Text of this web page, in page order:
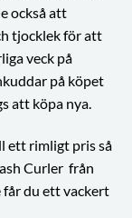
också att
tjocklek för att
veck på
på köpet
att köpa nya.
ett rimligt pris så
Curler från
får du ett vackert